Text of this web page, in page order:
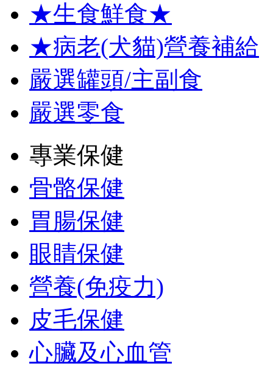
★生食鮮食★
★病老(犬貓)營養補給
嚴選罐頭/主副食
嚴選零食
專業保健
骨骼保健
胃腸保健
眼睛保健
營養(免疫力)
皮毛保健
心臟及心血管